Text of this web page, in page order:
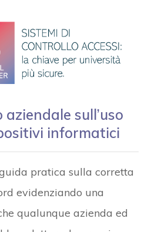
sull’uso
informatici
pratica sulla corretta
evidenziando una
qualunque azienda ed